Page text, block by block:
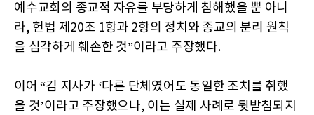
예수교회의 종교적 자유를 부당하게 침해했을 뿐 아니
라, 헌법 제20조 1항과 2항의 정치와 종교의 분리 원칙
을 심각하게 훼손한 것”이라고 주장했다.
이어 “김 지사가 ‘다른 단체였어도 동일한 조치를 취했
을 것’이라고 주장했으나, 이는 실제 사례로 뒷받침되지